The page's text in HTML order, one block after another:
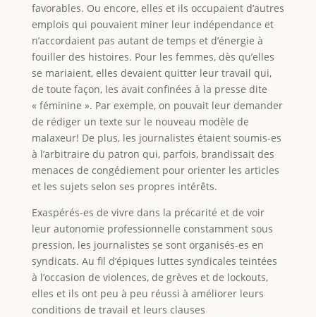
favorables. Ou encore, elles et ils occupaient d’autres
emplois qui pouvaient miner leur indépendance et
n’accordaient pas autant de temps et d’énergie à
fouiller des histoires. Pour les femmes, dès qu’elles
se mariaient, elles devaient quitter leur travail qui,
de toute façon, les avait confinées à la presse dite
« féminine ». Par exemple, on pouvait leur demander
de rédiger un texte sur le nouveau modèle de
malaxeur! De plus, les journalistes étaient soumis-es
à l’arbitraire du patron qui, parfois, brandissait des
menaces de congédiement pour orienter les articles
et les sujets selon ses propres intérêts.
Exaspérés-es de vivre dans la précarité et de voir
leur autonomie professionnelle constamment sous
pression, les journalistes se sont organisés-es en
syndicats. Au fil d’épiques luttes syndicales teintées
à l’occasion de violences, de grèves et de lockouts,
elles et ils ont peu à peu réussi à améliorer leurs
conditions de travail et leurs clauses